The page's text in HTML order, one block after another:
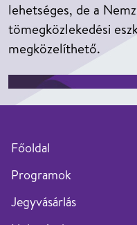
lehetséges, de a
tömegközlekedési
megközelíthető.
Főoldal
Programok
Jegyvásárlás